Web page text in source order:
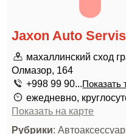
Jaxon Auto Servis
махаллинский сход
Олмазор, 164
+998 99 90...Показать
ежедневно,
Показать на карте
Рубрики: